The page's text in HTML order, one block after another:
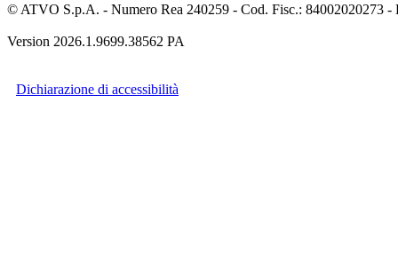
© ATVO S.p.A. - Numero Rea 240259 - Cod. Fisc.: 84002020273 -
Version 2026.1.9699.38562 PA
Dichiarazione di accessibilità